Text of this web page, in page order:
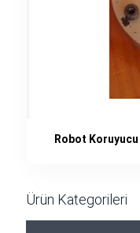
Robot Koruyucu
Ürün Kategorileri